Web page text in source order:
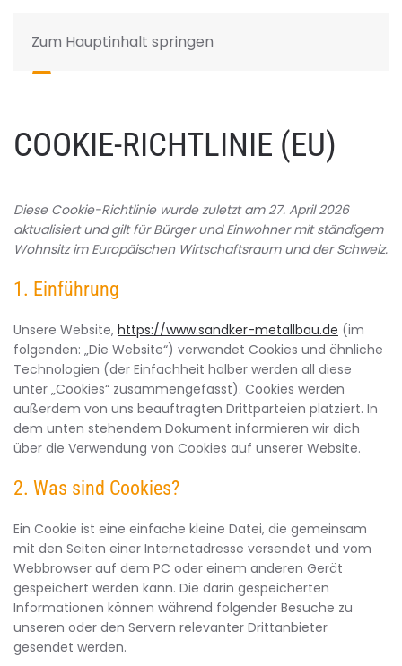
Zum Hauptinhalt springen
COOKIE-RICHTLINIE (EU)
Diese Cookie-Richtlinie wurde zuletzt am 27. April 2026
aktualisiert und gilt für Bürger und Einwohner mit ständigem
Wohnsitz im Europäischen Wirtschaftsraum und der Schweiz.
1. Einführung
Unsere Website, https://www.sandker-metallbau.de (im
folgenden: „Die Website“) verwendet Cookies und ähnliche
Technologien (der Einfachheit halber werden all diese
unter „Cookies“ zusammengefasst). Cookies werden
außerdem von uns beauftragten Drittparteien platziert. In
dem unten stehendem Dokument informieren wir dich
über die Verwendung von Cookies auf unserer Website.
2. Was sind Cookies?
Ein Cookie ist eine einfache kleine Datei, die gemeinsam
mit den Seiten einer Internetadresse versendet und vom
Webbrowser auf dem PC oder einem anderen Gerät
gespeichert werden kann. Die darin gespeicherten
Informationen können während folgender Besuche zu
unseren oder den Servern relevanter Drittanbieter
gesendet werden.